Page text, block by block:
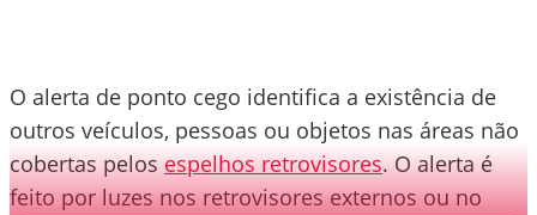
O alerta de ponto cego identifica a existência de
outros veículos, pessoas ou objetos nas áreas não
cobertas pelosespelhos retrovisores. O alerta é
feito por luzes nos retrovisores externos ou no